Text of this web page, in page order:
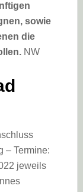
sowie
die
NW
– Termine:
jeweils